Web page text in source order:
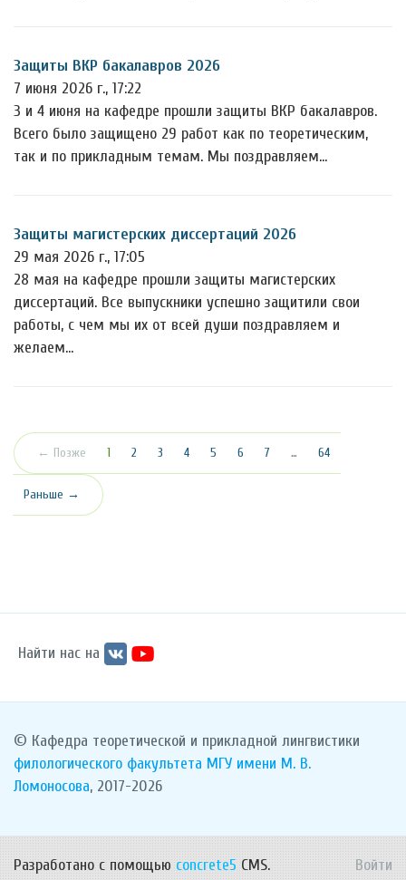
Защиты ВКР бакалавров 2026
7 июня 2026 г., 17:22
3 и 4 июня на кафедре прошли защиты ВКР бакалавров.
Всего было защищено 29 работ как по теоретическим,
так и по прикладным темам. Мы поздравляем…
Защиты магистерских диссертаций 2026
29 мая 2026 г., 17:05
28 мая на кафедре прошли защиты магистерских
диссертаций. Все выпускники успешно защитили свои
работы, с чем мы их от всей души поздравляем и
желаем…
← Позже 1 (текущая)
2 3 4 5 6 7 … 64
Раньше →
Найти нас на
© Кафедра теоретической и прикладной лингвистики
филологического факультета МГУ имени М. В.
Ломоносова, 2017-2026
Разработано с помощью concrete5 CMS. Войти